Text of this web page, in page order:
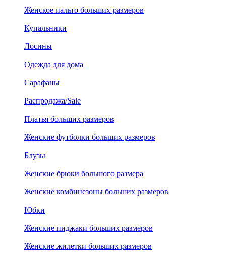
Женское пальто больших размеров
Купальники
Лосины
Одежда для дома
Сарафаны
Распродажа/Sale
Платья больших размеров
Женские футболки больших размеров
Блузы
Женские брюки большого размера
Женские комбинезоны больших размеров
Юбки
Женские пиджаки больших размеров
Женские жилетки больших размеров